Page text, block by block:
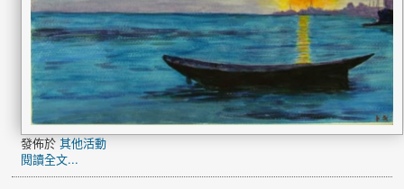
發佈於 其他活動
閱讀全文...